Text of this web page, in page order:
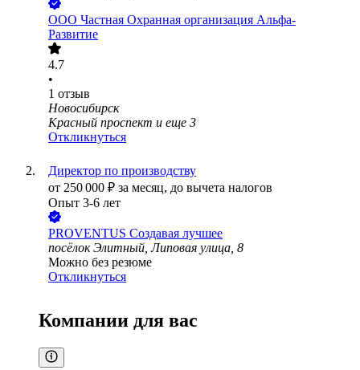
ООО Частная Охранная организация Альфа-
Развитие
4.7
•
1 отзыв
Новосибирск
Красный проспект и еще 3
Откликнуться
Директор по производству
от 250 000 ₽ за месяц, до вычета налогов
Опыт 3-6 лет
PROVENTUS Создавая лучшее
посёлок Элитный, Липовая улица, 8
Можно без резюме
Откликнуться
Компании для вас